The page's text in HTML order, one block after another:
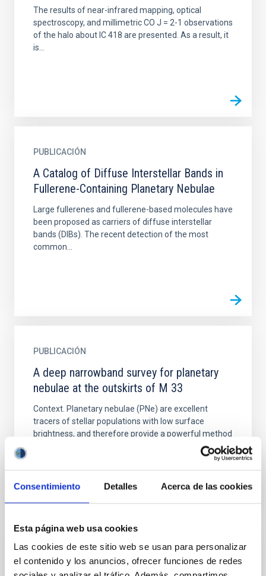
Consentimiento Detalles Acerca de las cookies
Esta página web usa cookies
Las cookies de este sitio web se usan para personalizar
el contenido y los anuncios, ofrecer funciones de redes
The results of near-infrared mapping, optical
spectroscopy, and millimetric CO J = 2-1 observations
of the halo about IC 418 are presented. As a result, it
is...
PUBLICACIÓN
A Catalog of Diffuse Interstellar Bands in
Fullerene-Containing Planetary Nebulae
Large fullerenes and fullerene-based molecules have
been proposed as carriers of diffuse interstellar
bands (DIBs). The recent detection of the most
common...
PUBLICACIÓN
A deep narrowband survey for planetary
nebulae at the outskirts of M 33
Context. Planetary nebulae (PNe) are excellent
tracers of stellar populations with low surface
brightness, and therefore provide a powerful method
PUBLICACIÓN
A Detailed look at Chemical Abundances in